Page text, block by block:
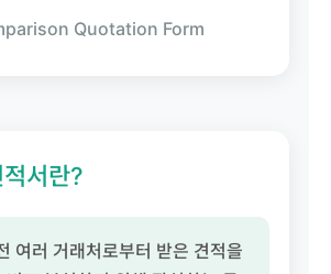
Quotation Form
서란?
여러 거래처로부터 받은 견적을